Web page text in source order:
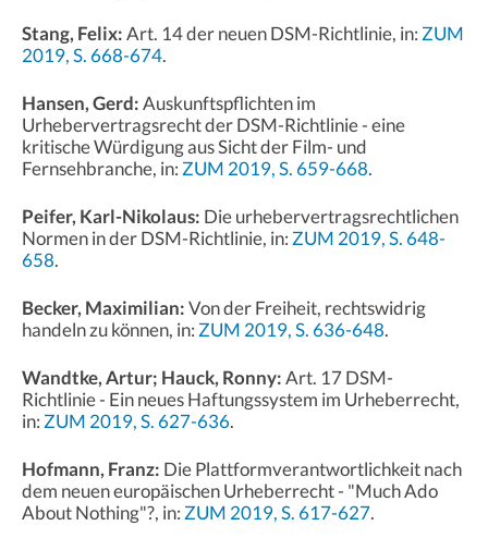
Stang, Felix:Art. 14 der neuen DSM-Richtlinie, in:ZUM
2019, S. 668-674.
Hansen, Gerd:Auskunftspflichten im
Urhebervertragsrecht der DSM-Richtlinie - eine
kritische Würdigung aus Sicht der Film- und
Fernsehbranche, in:ZUM 2019, S. 659-668.
Peifer, Karl-Nikolaus: Die urhebervertragsrechtlichen
Normen in der DSM-Richtlinie, in:ZUM 2019, S. 648-
658.
Becker, Maximilian:Von der Freiheit, rechtswidrig
handeln zu können, in:ZUM 2019, S. 636-648.
Wandtke, Artur; Hauck, Ronny:Art. 17 DSM-
Richtlinie - Ein neues Haftungssystem im Urheberrecht,
in:ZUM 2019, S. 627-636.
Hofmann, Franz: Die Plattformverantwortlichkeit nach
dem neuen europäischen Urheberrecht - "Much Ado
About Nothing"?, in:ZUM 2019, S. 617-627.